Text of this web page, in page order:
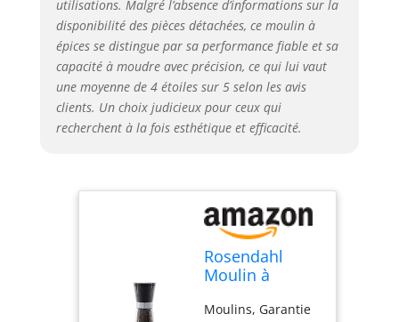
utilisations. Malgré l’absence d’informations sur la
disponibilité des pièces détachées, ce moulin à
épices se distingue par sa performance fiable et sa
capacité à moudre avec précision, ce qui lui vaut
une moyenne de 4 étoiles sur 5 selon les avis
clients. Un choix judicieux pour ceux qui
recherchent à la fois esthétique et efficacité.
Rosendahl
Moulin à
cm Grand Cru
Moulins, Garantie